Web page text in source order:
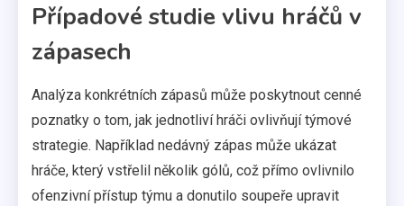
Případové studie vlivu hráčů v
zápasech
Analýza konkrétních zápasů může poskytnout cenné
poznatky o tom, jak jednotliví hráči ovlivňují týmové
strategie. Například nedávný zápas může ukázat
hráče, který vstřelil několik gólů, což přímo ovlivnilo
ofenzivní přístup týmu a donutilo soupeře upravit